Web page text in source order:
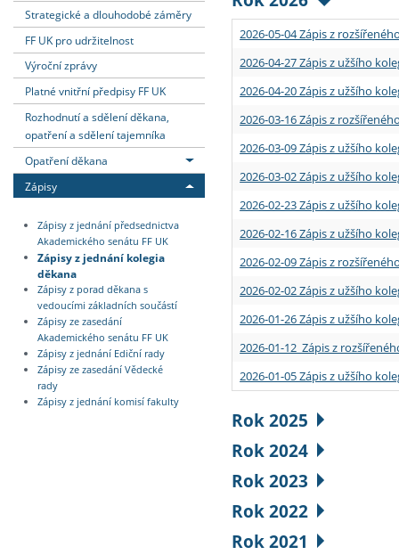
Podpora a benefity pro
Absolventi fakulty
Informace k průběhu
Rigorózní řízení
Granty a projekty
Přijíždějící studenti
Vyjíždějící zaměstnanci
Strategické a dlouhodobé záměry
FF UK pro udržitelnost
Výroční zprávy
Platné vnitřní předpisy FF UK
Rozhodnutí a sdělení děkana,
opatření a sdělení tajemníka
Opatření děkana
Zápisy
Zápisy z jednání předsednictva
Akademického senátu FF UK
Zápisy z jednání kolegia
děkana
Zápisy z porad děkana s
vedoucími základních součástí
Zápisy ze zasedání
Akademického senátu FF UK
Zápisy z jednání Ediční rady
Zápisy ze zasedání Vědecké
rady
Zápisy z jednání komisí fakulty
2026-05-04 Zápis z
2026-04-27 Zápis z užšího
2026-04-20 Zápis z užšího
2026-03-16 Zápis z
2026-03-09 Zápis z užšího
2026-03-02 Zápis z užšího
2026-02-23 Zápis z užšího
2026-02-16 Zápis z užšího
2026-02-09 Zápis z
2026-02-02 Zápis z užšího
2026-01-26 Zápis z užšího
2026-01-12 Zápis z
2026-01-05 Zápis z užšího
Rok 2025
Rok 2024
Rok 2023
Rok 2022
Rok 2021